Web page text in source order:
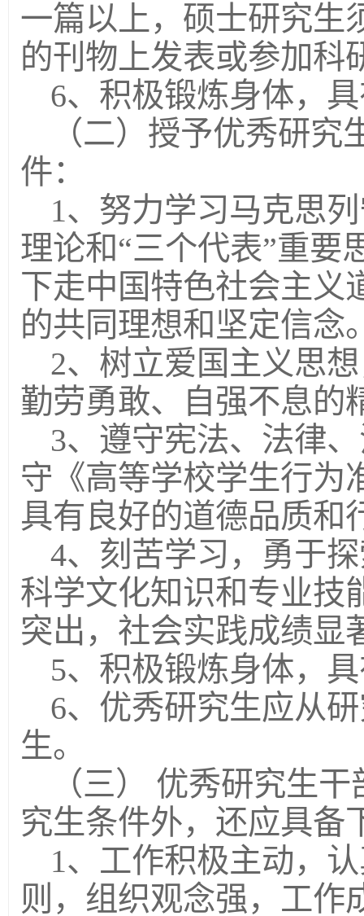
一篇以上，硕士研究生
的刊物上发表或参加科
6、积极锻炼身体，
（二）授予优秀研
件：
1、努力学习马克思
理论和“三个代表”重要
下走中国特色社会主义
的共同理想和坚定信念
2、树立爱国主义思
勤劳勇敢、自强不息的
3、遵守宪法、法律
守《高等学校学生行为
具有良好的道德品质和
4、刻苦学习，勇于
科学文化知识和专业技
突出，社会实践成绩显
5、积极锻炼身体，
6、优秀研究生应从
生。
（三） 优秀研究生
究生条件外，还应具备
1、工作积极主动，
则，组织观念强，工作